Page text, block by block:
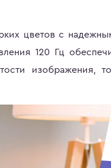
цветов с
120 Гц
изображения,